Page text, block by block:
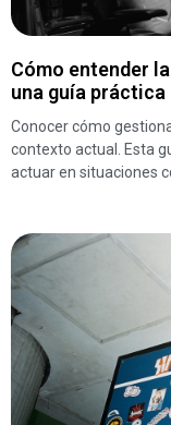
Cómo entender
una guía práctica
Conocer cómo
contexto actual. Esta
actuar en situaciones